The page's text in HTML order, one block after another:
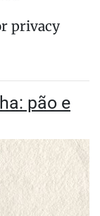
privacy
pão e